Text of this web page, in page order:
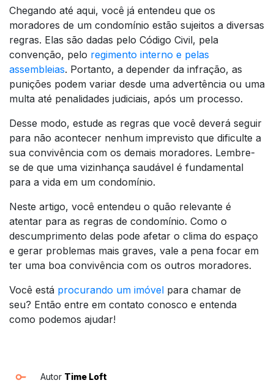
Chegando até aqui, você já entendeu que os
moradores de um condomínio estão sujeitos a diversas
regras. Elas são dadas pelo Código Civil, pela
convenção, pelo regimento interno e pelas
assembleias. Portanto, a depender da infração, as
punições podem variar desde uma advertência ou uma
multa até penalidades judiciais, após um processo.
Desse modo, estude as regras que você deverá seguir
para não acontecer nenhum imprevisto que dificulte a
sua convivência com os demais moradores. Lembre-
se de que uma vizinhança saudável é fundamental
para a vida em um condomínio.
Neste artigo, você entendeu o quão relevante é
atentar para as regras de condomínio. Como o
descumprimento delas pode afetar o clima do espaço
e gerar problemas mais graves, vale a pena focar em
ter uma boa convivência com os outros moradores.
Você está procurando um imóvel para chamar de
seu? Então entre em contato conosco e entenda
como podemos ajudar!
Autor Time Loft